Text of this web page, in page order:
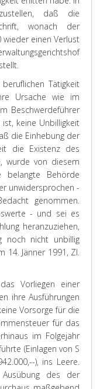
daß die
wonach der
wieder einen Verlust
Tätigkeit
Ursache wie im
Beschwerdeführer
keine Unbilligkeit
die Einhebung der
die Existenz des
wurde von diesem
Behörde
unwidersprochen -
genommen.
- und sei es
heranzuziehen,
noch nicht unbillig
14. Jänner 1991, Zl.
Vorliegen einer
ihre Ausführungen
Vorsorge für die
für das
im Folgejahr
(Einlagen von S
), ins Leere.
des der